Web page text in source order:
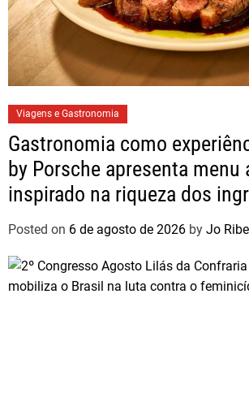
Viagens e Gastronomia
Gastronomia como
by Porsche apresenta menu
inspirado na riqueza dos
brasileiros
Posted on 6 de agosto de 2026 by Jo